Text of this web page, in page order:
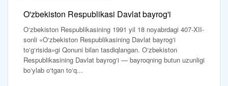
O'zbekiston Respublikasi Davlat bayrog'i
O‘zbekiston Respublikasining 1991 yil 18 noyabrdagi 407-XII-
sonli «O‘zbekiston Respublikasining Davlat bayrog‘i
to‘g‘risida»gi Qonuni bilan tasdiqlangan. O‘zbekiston
Respublikasining Davlat bayrog‘i — bayroqning butun uzunligi
bo‘ylab o‘tgan to‘q...